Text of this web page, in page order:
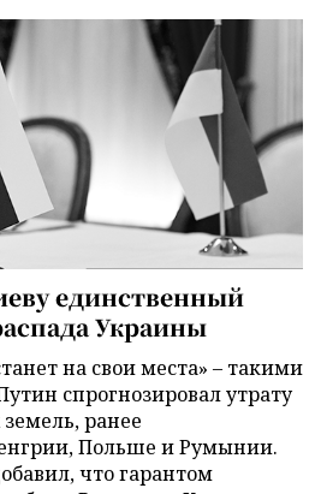
единственный
Украины
на свои места» – такими
спрогнозировал утрату
ранее
Польше и Румынии.
что гарантом